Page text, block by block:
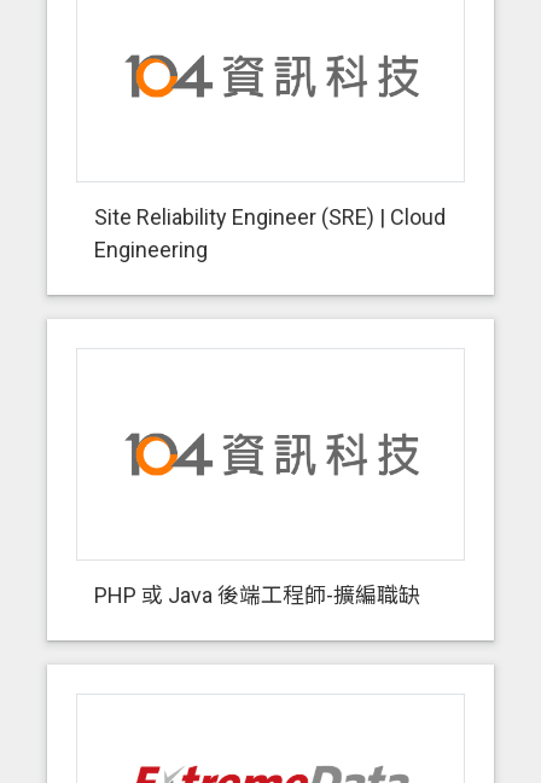
Site Reliability Engineer (SRE) | Cloud
Engineering
PHP 或 Java 後端工程師-擴編職缺